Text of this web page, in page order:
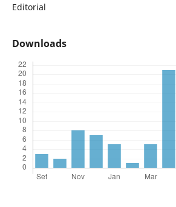
Editorial
Downloads